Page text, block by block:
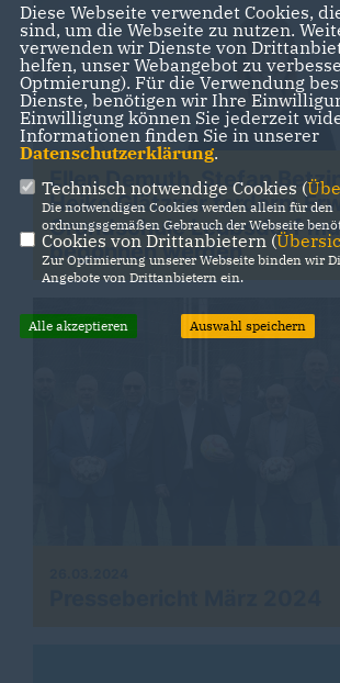
>
Ellen Demuth, Stefan
Heiko Glätzner fordern:
Grundschule Leubsdorf
begonnen werden
>
Diese Webseite verwendet Cookies,
sind, um die Webseite zu nutzen.
verwenden wir Dienste von
helfen, unser Webangebot zu
Optmierung). Für die Verwendung
Dienste, benötigen wir Ihre
Einwilligung können Sie jederzeit
Informationen finden Sie in unserer
Datenschutzerklärung.
Technisch notwendige Cookies (
Die notwendigen Cookies werden allein für den
ordnungsgemäßen Gebrauch der Webseite
Cookies von Drittanbietern (
Zur Optimierung unserer Webseite binden wir
Angebote von Drittanbietern ein.
Alle akzeptieren Auswahl speichern